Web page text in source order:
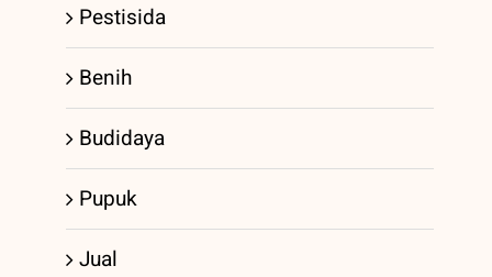
Pestisida
Benih
Budidaya
Pupuk
Jual